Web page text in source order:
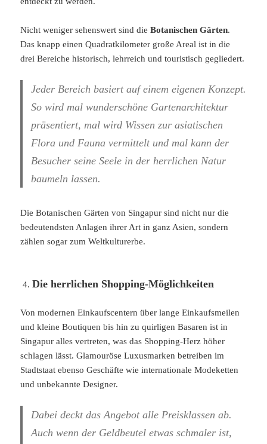
Nicht weniger sehenswert sind dieBotanischen Gärten.
Das knapp einen Quadratkilometer große Areal ist in die
drei Bereiche historisch, lehrreich und touristisch gegliedert.
Jeder Bereich basiert auf einem eigenen Konzept.
So wird mal wunderschöne Gartenarchitektur
präsentiert, mal wird Wissen zur asiatischen
Flora und Fauna vermittelt und mal kann der
Besucher seine Seele in der herrlichen Natur
baumeln lassen.
Die Botanischen Gärten von Singapur sind nicht nur die
bedeutendsten Anlagen ihrer Art in ganz Asien, sondern
zählen sogar zum Weltkulturerbe.
Die herrlichen Shopping-Möglichkeiten
Von modernen Einkaufscentern über lange Einkaufsmeilen
und kleine Boutiquen bis hin zu quirligen Basaren ist in
Singapur alles vertreten, was das Shopping-Herz höher
schlagen lässt. Glamouröse Luxusmarken betreiben im
Stadtstaat ebenso Geschäfte wie internationale Modeketten
und unbekannte Designer.
Dabei deckt das Angebot alle Preisklassen ab.
Auch wenn der Geldbeutel etwas schmaler ist,